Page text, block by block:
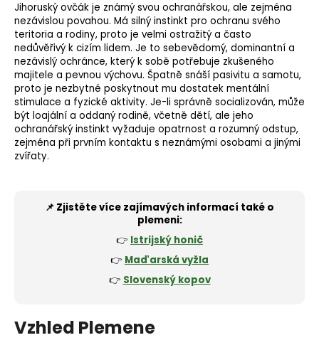
Jihoruský ovčák je známý svou ochranářskou, ale zejména
nezávislou povahou. Má silný instinkt pro ochranu svého
teritoria a rodiny, proto je velmi ostražitý a často
nedůvěřivý k cizím lidem. Je to sebevědomý, dominantní a
nezávislý ochránce, který k sobě potřebuje zkušeného
majitele a pevnou výchovu. Špatně snáší pasivitu a samotu,
proto je nezbytné poskytnout mu dostatek mentální
stimulace a fyzické aktivity. Je-li správně socializován, může
být loajální a oddaný rodině, včetně dětí, ale jeho
ochranářský instinkt vyžaduje opatrnost a rozumný odstup,
zejména při prvním kontaktu s neznámými osobami a jinými
zvířaty.
📌 Zjistěte více zajímavých informací také o
plemeni:
👉 Istrijský honič
👉 Maďarská vyžla
👉 Slovenský kopov
Vzhled Plemene